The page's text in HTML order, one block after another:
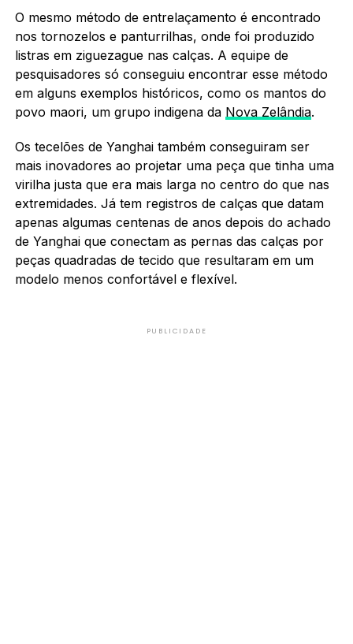
O mesmo método de entrelaçamento é encontrado
nos tornozelos e panturrilhas, onde foi produzido
listras em ziguezague nas calças. A equipe de
pesquisadores só conseguiu encontrar esse método
em alguns exemplos históricos, como os mantos do
povo maori, um grupo indigena da Nova Zelândia.
Os tecelões de Yanghai também conseguiram ser
mais inovadores ao projetar uma peça que tinha uma
virilha justa que era mais larga no centro do que nas
extremidades. Já tem registros de calças que datam
apenas algumas centenas de anos depois do achado
de Yanghai que conectam as pernas das calças por
peças quadradas de tecido que resultaram em um
modelo menos confortável e flexível.
PUBLICIDADE